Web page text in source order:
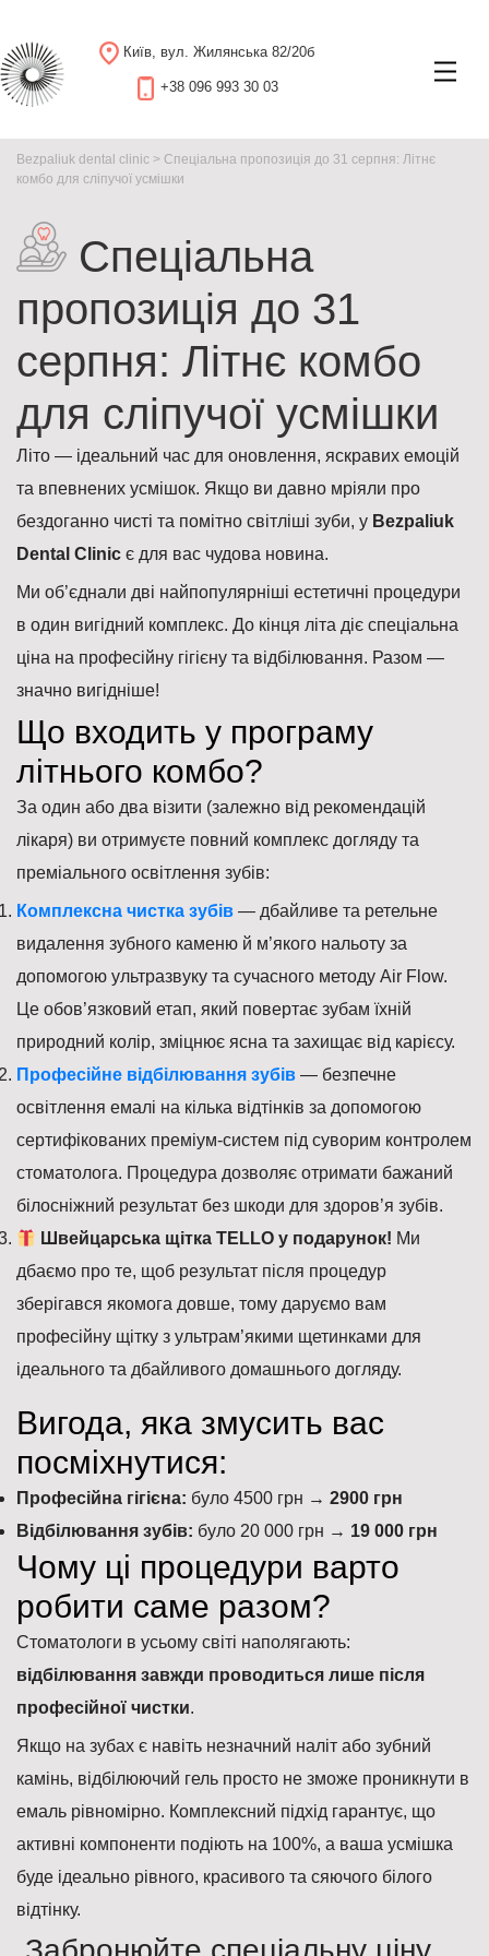
Київ, вул. Жилянська 82/20б
+38 096 993 30 03
Bezpaliuk dental clinic > Спеціальна пропозиція до 31 серпня: Літнє
комбо для сліпучої усмішки
Спеціальна
пропозиція до 31
серпня: Літнє комбо
для сліпучої усмішки
Літо — ідеальний час для оновлення, яскравих емоцій
та впевнених усмішок. Якщо ви давно мріяли про
бездоганно чисті та помітно світліші зуби, у Bezpaliuk
Dental Clinic є для вас чудова новина.
Ми об’єднали дві найпопулярніші естетичні процедури
в один вигідний комплекс. До кінця літа діє спеціальна
ціна на професійну гігієну та відбілювання. Разом —
значно вигідніше!
Що входить у програму
літнього комбо?
За один або два візити (залежно від рекомендацій
лікаря) ви отримуєте повний комплекс догляду та
преміального освітлення зубів:
Комплексна чистка зубів — дбайливе та ретельне
видалення зубного каменю й м’якого нальоту за
допомогою ультразвуку та сучасного методу Air Flow.
Це обов’язковий етап, який повертає зубам їхній
природний колір, зміцнює ясна та захищає від карієсу.
Професійне відбілювання зубів — безпечне
освітлення емалі на кілька відтінків за допомогою
сертифікованих преміум-систем під суворим контролем
стоматолога. Процедура дозволяє отримати бажаний
білосніжний результат без шкоди для здоров’я зубів.
Швейцарська щітка TELLO у подарунок! Ми
дбаємо про те, щоб результат після процедур
зберігався якомога довше, тому даруємо вам
професійну щітку з ультрам’якими щетинками для
ідеального та дбайливого домашнього догляду.
Вигода, яка змусить вас
посміхнутися:
Професійна гігієна: було 4500 грн → 2900 грн
Відбілювання зубів: було 20 000 грн → 19 000 грн
Чому ці процедури варто
робити саме разом?
Стоматологи в усьому світі наполягають:
відбілювання завжди проводиться лише після
професійної чистки.
Якщо на зубах є навіть незначний наліт або зубний
камінь, відбілюючий гель просто не зможе проникнути в
емаль рівномірно. Комплексний підхід гарантує, що
активні компоненти подіють на 100%, а ваша усмішка
буде ідеально рівного, красивого та сяючого білого
відтінку.